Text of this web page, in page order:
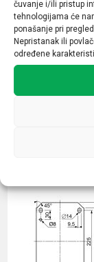
čuvanje i/ili pristup
tehnologijama će
ponašanje pri
Nepristanak ili
određene
glava